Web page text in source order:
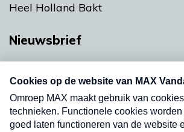
Heel Holland Bakt
Nieuwsbrief
nieuwsbrief. Elke vrijdag- en
uw mailbox.